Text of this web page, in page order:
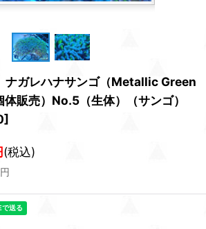
ナガレハナサンゴ（Metallic Green
販売）No.5（生体）（サンゴ）
]
(税込)
円